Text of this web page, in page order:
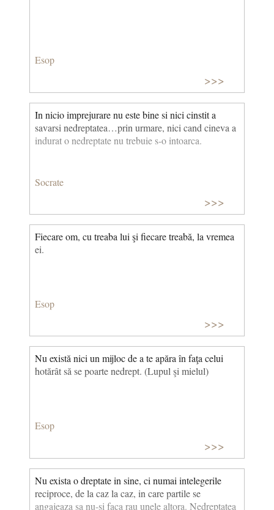
Esop
>>>
In nicio imprejurare nu este bine si nici cinstit a
savarsi nedreptatea…prin urmare, nici cand cineva a
indurat o nedreptate nu trebuie s-o intoarca.
Socrate
>>>
Fiecare om, cu treaba lui şi fiecare treabă, la vremea
ei.
Esop
>>>
Nu există nici un mijloc de a te apăra în faţa celui
hotărât să se poarte nedrept. (Lupul şi mielul)
Esop
>>>
Nu exista o dreptate in sine, ci numai intelegerile
reciproce, de la caz la caz, in care partile se
angajeaza sa nu-si faca rau unele altora. Nedreptatea